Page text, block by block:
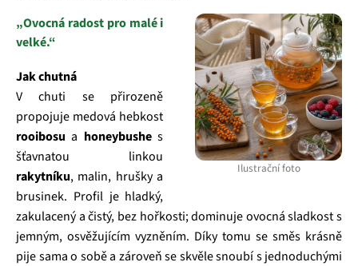
Ilustrační foto
„Ovocná radost pro malé i
velké.“
Jak chutná
V chuti se přirozeně
propojuje medová hebkost
rooibosu a honeybushes
šťavnatou linkou
rakytníku, malin, hrušky a
brusinek. Profil je hladký,
zakulacený a čistý, bez hořkosti; dominuje ovocná sladkost s
jemným, osvěžujícím vyzněním. Díky tomu se směs krásně
pije sama o sobě a zároveň se skvěle snoubí s jednoduchými